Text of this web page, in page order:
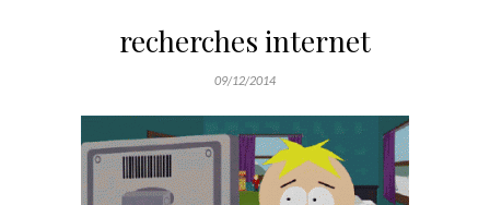
recherches internet
09/12/2014